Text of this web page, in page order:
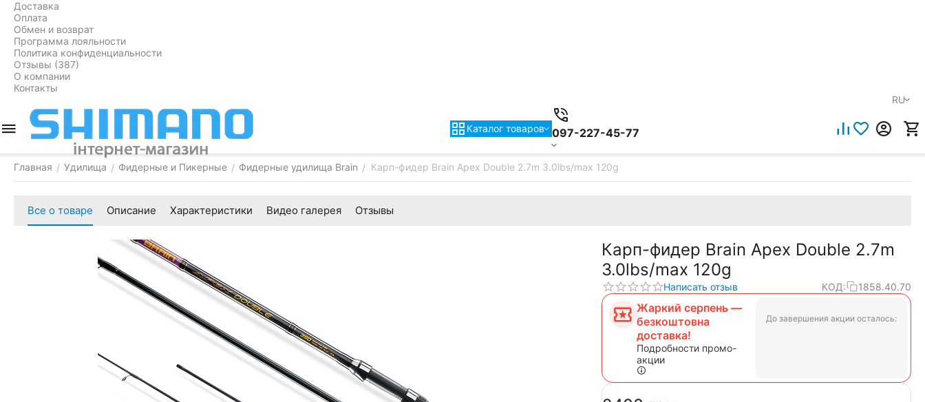
Доставка
Оплата
Обмен и возврат
Программа лояльности
Политика конфиденциальности
Отзывы (387)
О компании
Контакты
RU
Каталог товаров 097-227-45-77
Главная / Удилища / Фидерные и Пикерные / Фидерные удилища Brain / Карп-фидер Brain Apex Double 2.7m 3.0lbs/max 120g
Все о товаре Описание Характеристики Видео галерея Отзывы
Карп-фидер Brain Apex Double 2.7m
3.0lbs/max 120g
Написать отзыв КОД: 1858.40.70
Жаркий серпень —
безкоштовна
доставка!
Подробности промо-
акции
До завершения акции осталось: